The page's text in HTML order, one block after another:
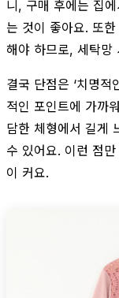
니, 구매 후에는 집
는 것이 좋아요. 또
해야 하므로, 세탁망
결국 단점은 ‘치명적
적인 포인트에 가까
담한 체형에서 길게
수 있어요. 이런 점
이 커요.